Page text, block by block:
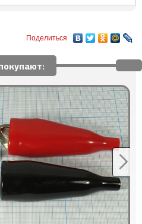
Поделиться